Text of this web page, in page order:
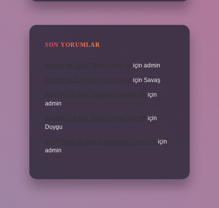
SON YORUMLAR
için admin
için Savaş
için
admin
için
Duygu
için
admin